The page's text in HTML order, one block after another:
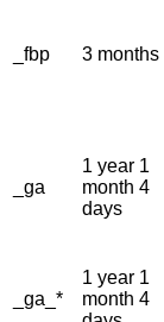
_fbp 3 months
_ga
1 year 1
month 4
days
_ga_*
1 year 1
month 4